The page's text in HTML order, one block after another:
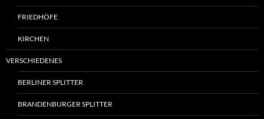
FRIEDHÖFE
KIRCHEN
VERSCHIEDENES
BERLINER SPLITTER
BRANDENBURGER SPLITTER